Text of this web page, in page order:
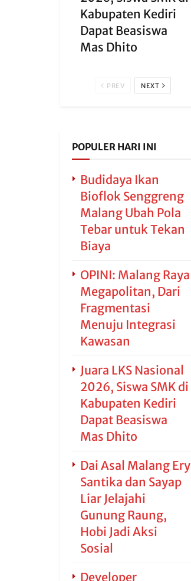
Kabupaten Kediri
Dapat Beasiswa
Mas Dhito
PREV NEXT
POPULER HARI INI
Budidaya Ikan
Bioflok Senggreng
Malang Ubah Pola
Tebar untuk Tekan
Biaya
OPINI: Malang Raya
Megapolitan, Dari
Fragmentasi
Menuju Integrasi
Kawasan
Juara LKS Nasional
2026, Siswa SMK di
Kabupaten Kediri
Dapat Beasiswa
Mas Dhito
Dai Asal Malang Ery
Santika dan Sayap
Liar Jelajahi
Gunung Raung,
Hobi Jadi Aksi
Sosial
Developer